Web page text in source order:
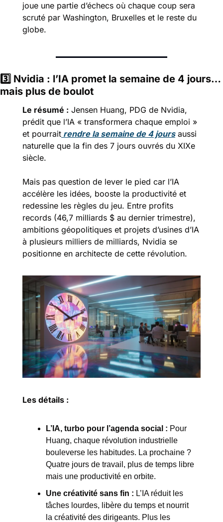
joue une partie d’échecs où chaque coup sera
scruté par Washington, Bruxelles et le reste du
globe.
3️⃣ Nvidia : l’IA promet la semaine de 4 jours…
mais plus de boulot
Le résumé : Jensen Huang, PDG de Nvidia,
prédit que l’IA « transformera chaque emploi »
et pourrait rendre la semaine de 4 jours aussi
naturelle que la fin des 7 jours ouvrés du XIXe
siècle.
Mais pas question de lever le pied car l’IA
accélère les idées, booste la productivité et
redessine les règles du jeu. Entre profits
records (46,7 milliards $ au dernier trimestre),
ambitions géopolitiques et projets d’usines d’IA
à plusieurs milliers de milliards, Nvidia se
positionne en architecte de cette révolution.
Les détails :
L’IA, turbo pour l’agenda social : Pour
Huang, chaque révolution industrielle
bouleverse les habitudes. La prochaine ?
Quatre jours de travail, plus de temps libre
mais une productivité en orbite.
Une créativité sans fin : L’IA réduit les
tâches lourdes, libère du temps et nourrit
la créativité des dirigeants. Plus les